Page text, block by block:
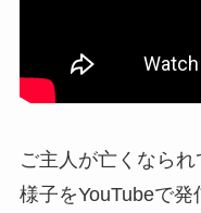
ご主人が亡くなら
様子をYouTubeで発